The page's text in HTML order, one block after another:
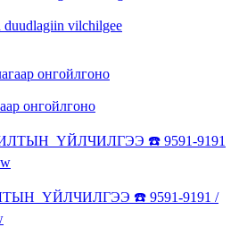
duudlagiin vilchilgee
онгойлгоно
☎️ 9591-9191 /